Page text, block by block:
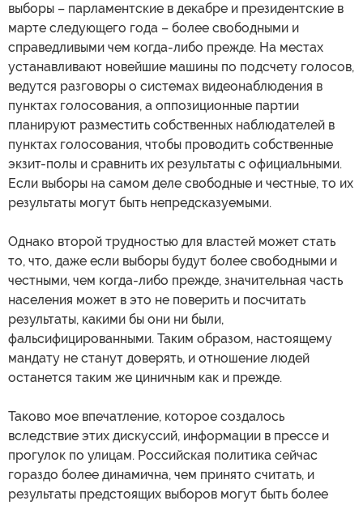
выборы – парламентские в декабре и президентские в
марте следующего года – более свободными и
справедливыми чем когда-либо прежде. На местах
устанавливают новейшие машины по подсчету голосов,
ведутся разговоры о системах видеонаблюдения в
пунктах голосования, а оппозиционные партии
планируют разместить собственных наблюдателей в
пунктах голосования, чтобы проводить собственные
экзит-полы и сравнить их результаты с официальными.
Если выборы на самом деле свободные и честные, то их
результаты могут быть непредсказуемыми.
Однако второй трудностью для властей может стать
то, что, даже если выборы будут более свободными и
честными, чем когда-либо прежде, значительная часть
населения может в это не поверить и посчитать
результаты, какими бы они ни были,
фальсифицированными. Таким образом, настоящему
мандату не станут доверять, и отношение людей
останется таким же циничным как и прежде.
Таково мое впечатление, которое создалось
вследствие этих дискуссий, информации в прессе и
прогулок по улицам. Российская политика сейчас
гораздо более динамична, чем принято считать, и
результаты предстоящих выборов могут быть более